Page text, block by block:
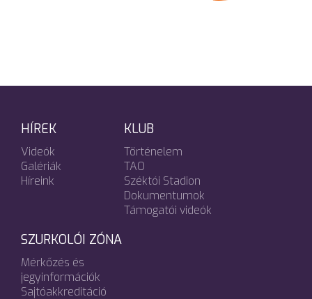
HÍREK
Videók
Galériák
Híreink
KLUB
Történelem
TAO
Széktói Stadion
Dokumentumok
Támogatói videók
SZURKOLÓI ZÓNA
Mérkőzés és
jegyinformációk
Sajtóakkreditáció